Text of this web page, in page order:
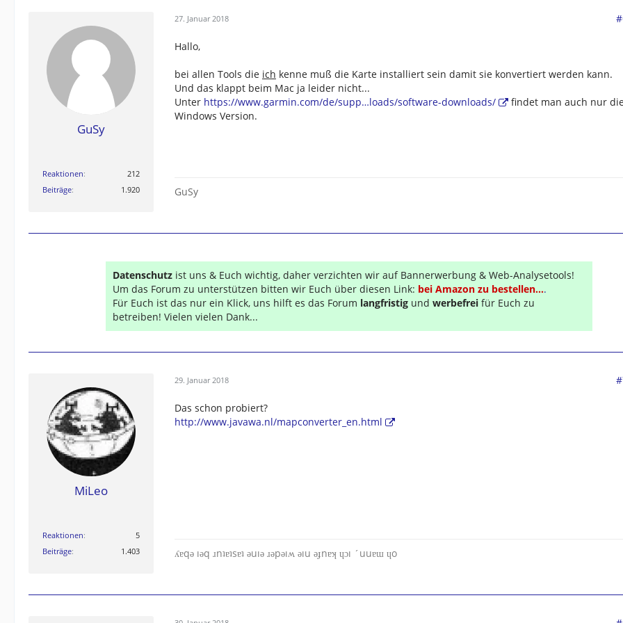
GuSy
Reaktionen
212
Beiträge
1.920
27. Januar 2018
Hallo,
bei allen Tools die ich kenne muß die Karte installiert sein damit sie konvertiert werden kann.
Und das klappt beim Mac ja leider nicht...
Unter https://www.garmin.com/de/supp…loads/software-downloads/
findet man auch nur
Windows Version.
GuSy
Datenschutz ist uns & Euch wichtig, daher verzichten wir auf Bannerwerbung & Web-Analysetools!
Um das Forum zu unterstützen bitten wir Euch über diesen Link: bei Amazon zu bestellen....
Für Euch ist das nur ein Klick, uns hilft es das Forum langfristig und werbefrei für Euch zu
betreiben! Vielen vielen Dank...
MiLeo
Reaktionen
5
Beiträge
1.403
29. Januar 2018
Das schon probiert?
http://www.javawa.nl/mapconverter_en.html
ʎɐqǝ ıǝq ɹnʇɐʇsɐʇ ǝuıǝ ɹǝpǝıʍ ǝıu ǝɟnɐʞ ɥɔı ´uuɐɯ ɥo